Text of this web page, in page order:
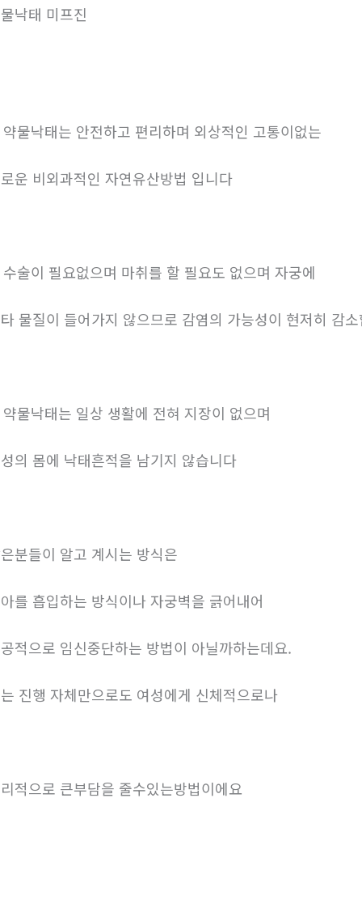
낙태 미프진
약물낙태는 안전하고 편리하며 외상적인 고통이없는
운 비외과적인 자연유산방법 입니다
술이 필요없으며 마취를 할 필요도 없으며 자궁에
물질이 들어가지 않으므로 감염의 가능성이 현저히 감
물낙태는 일상 생활에 전혀 지장이 없으며
의 몸에 낙태흔적을 남기지 않습니다
분들이 알고 계시는 방식은
를 흡입하는 방식이나 자궁벽을 긁어내어
적으로 임신중단하는 방법이 아닐까하는데요.
진행 자체만으로도 여성에게 신체적으로나
적으로 큰부담을 줄수있는방법이에요